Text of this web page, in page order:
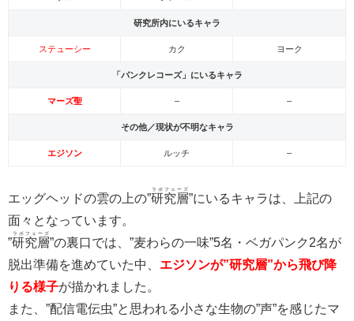
研究所内にいるキャラ
ステューシー カク ヨーク
「パンクレコーズ」にいるキャラ
マーズ聖 – –
その他／現状が不明なキャラ
エジソン ルッチ –
エッグヘッドの雲の上の”研究層
ラボフェーズ
”にいるキャラは、上記の
面々となっています。
”研究層
ラボフェーズ
”の裏口では、”麦わらの一味”5名・ベガパンク2名が
脱出準備を進めていた中、 エジソンが”研究層”から飛び降
りる様子が描かれました。
また、”配信電伝虫”と思われる小さな生物の”声”を感じたマ